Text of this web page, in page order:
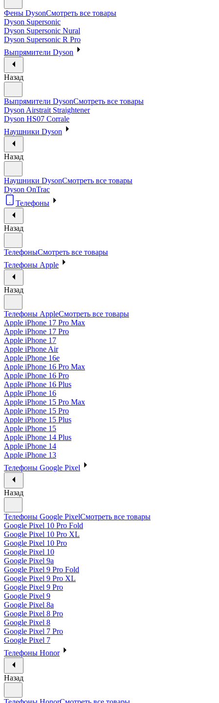
Фены DysonСмотреть все товары
Dyson Supersonic
Dyson Supersonic Nural
Dyson Supersonic R Pro
Выпрямители Dyson
Назад
Выпрямители DysonСмотреть все товары
Dyson Airstrait Straightener
Dyson HS07 Corrale
Наушники Dyson
Назад
Наушники DysonСмотреть все товары
Dyson OnTrac
Телефоны
Назад
ТелефоныСмотреть все товары
Телефоны Apple
Назад
Телефоны AppleСмотреть все товары
Apple iPhone 17 Pro Max
Apple iPhone 17 Pro
Apple iPhone 17
Apple iPhone Air
Apple iPhone 16e
Apple iPhone 16 Pro Max
Apple iPhone 16 Pro
Apple iPhone 16 Plus
Apple iPhone 16
Apple iPhone 15 Pro Max
Apple iPhone 15 Pro
Apple iPhone 15 Plus
Apple iPhone 15
Apple iPhone 14 Plus
Apple iPhone 14
Apple iPhone 13
Телефоны Google Pixel
Назад
Телефоны Google PixelСмотреть все товары
Google Pixel 10 Pro Fold
Google Pixel 10 Pro XL
Google Pixel 10 Pro
Google Pixel 10
Google Pixel 9a
Google Pixel 9 Pro Fold
Google Pixel 9 Pro XL
Google Pixel 9 Pro
Google Pixel 9
Google Pixel 8a
Google Pixel 8 Pro
Google Pixel 8
Google Pixel 7 Pro
Google Pixel 7
Телефоны Honor
Назад